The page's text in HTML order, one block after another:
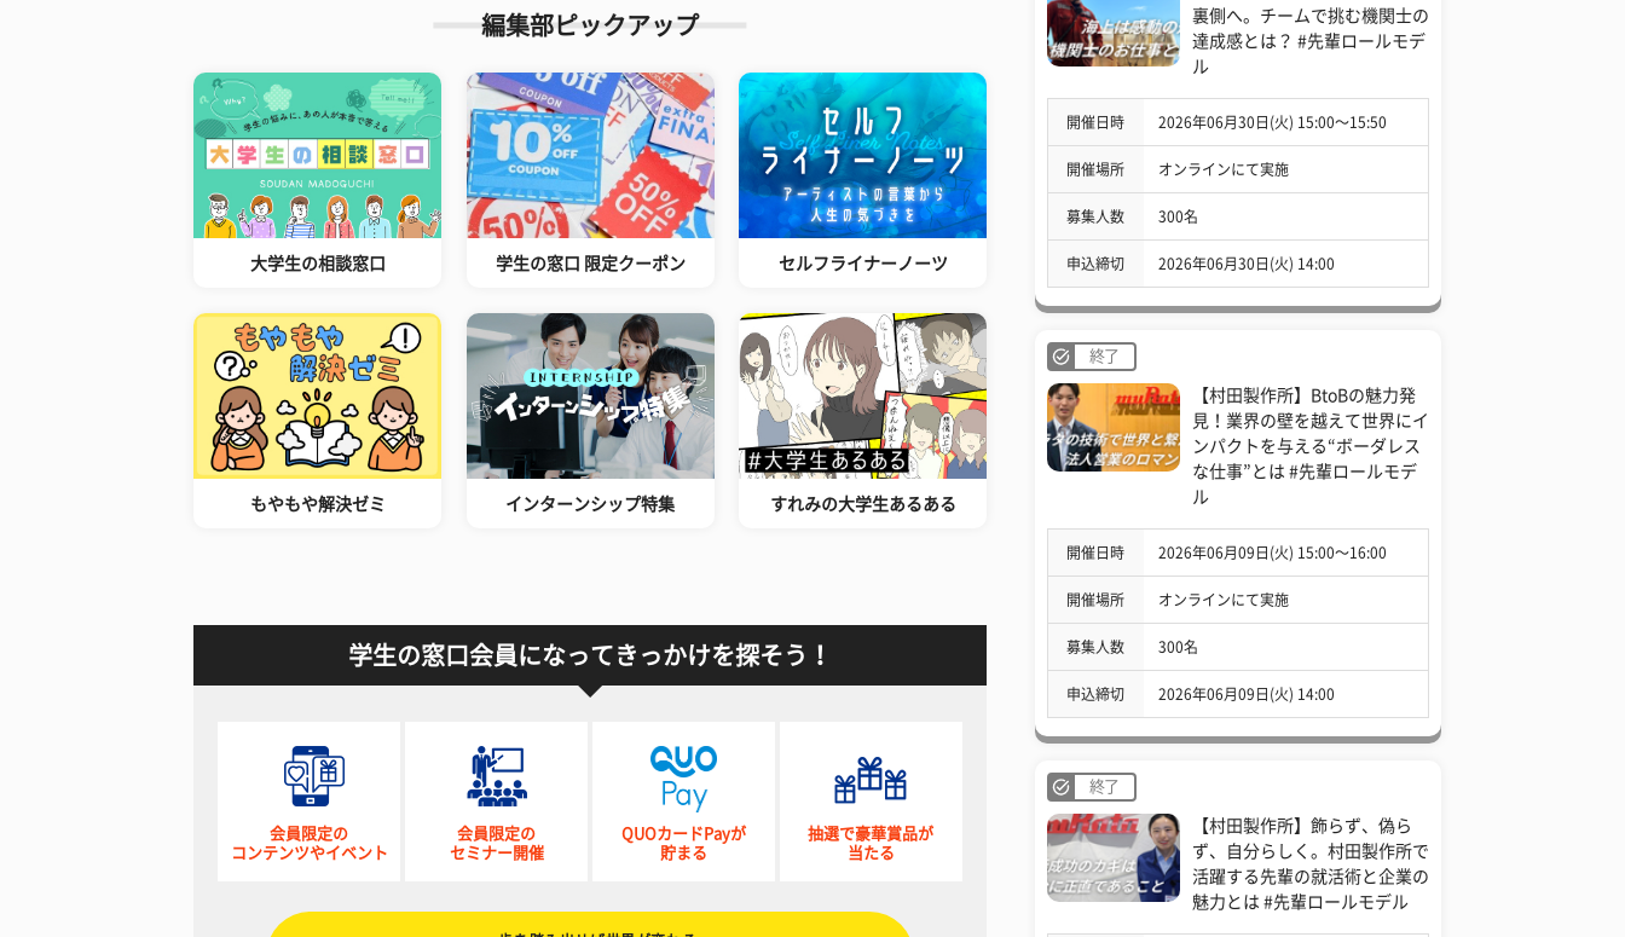
編集部ピックアップ
大学生の相談窓口 学生の窓口 限定クーポン セルフライナーノーツ
もやもや解決ゼミ インターンシップ特集 すれみの大学生あるある
学生の窓口会員になってきっかけを探そう！
会員限定の
コンテンツやイベント
会員限定の
セミナー開催
QUOカードPayが
貯まる
抽選で豪華賞品が
当たる
裏側へ。チームで挑む機関士の
達成感とは？ #先輩ロールモデ
ル
開催日時 2026年06月30日(火) 15:00〜15:50
開催場所 オンラインにて実施
募集人数 300名
申込締切 2026年06月30日(火) 14:00
終了
【村田製作所】BtoBの魅力発
見！業界の壁を越えて世界にイ
ンパクトを与える“ボーダレス
な仕事”とは #先輩ロールモデ
ル
開催日時 2026年06月09日(火) 15:00〜16:00
開催場所 オンラインにて実施
募集人数 300名
申込締切 2026年06月09日(火) 14:00
終了
【村田製作所】飾らず、偽ら
ず、自分らしく。村田製作所で
活躍する先輩の就活術と企業の
魅力とは #先輩ロールモデル